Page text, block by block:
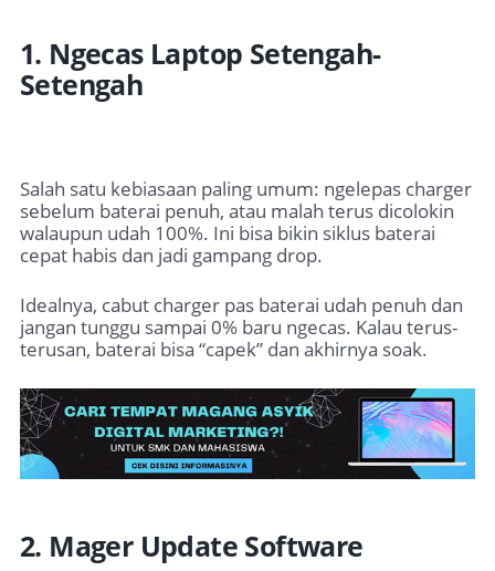
1. Ngecas Laptop Setengah-
Setengah
Salah satu kebiasaan paling umum: ngelepas charger
sebelum baterai penuh, atau malah terus dicolokin
walaupun udah 100%. Ini bisa bikin siklus baterai
cepat habis dan jadi gampang drop.
Idealnya, cabut charger pas baterai udah penuh dan
jangan tunggu sampai 0% baru ngecas. Kalau terus-
terusan, baterai bisa “capek” dan akhirnya soak.
2. Mager Update Software